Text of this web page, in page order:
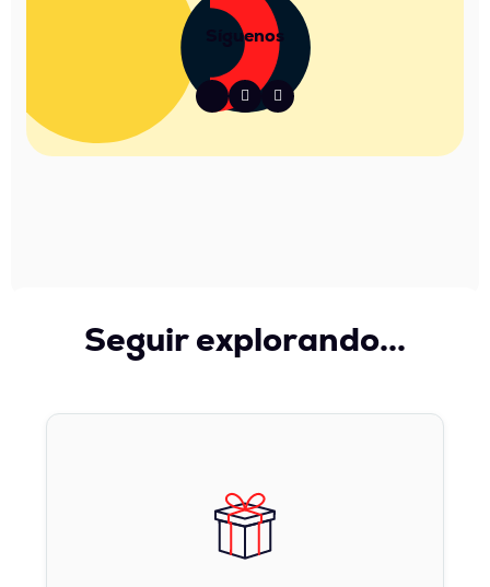
Síguenos
 
Seguir explorando...